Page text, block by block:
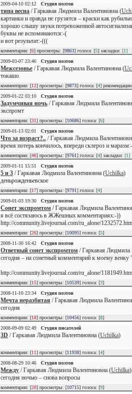
2009-04-10 02:12
Студия поэтов
типа весна / Гаркавая Людмила Валентиновна (
картинки и правда не грузятся – краски как
хорошо слышу звуки потревоженной
буквы не вспоминаются:-(
и вот результат:-(((
комментарии: [6] просмотры: [9863] голоса: [5] закладки: [1]
2009-03-07 23:46
Студия поэтов
Межсезонье / Гаркавая Людмила Валентиновна (
токашо
комментарии: [12] просмотры: [9873] голоса: [4]
2009-01-22 03:10
Студия поэтов
Задумчивая ночь / Гаркавая Людмила
экспромт
комментарии: [31] просмотры: [10686] голоса: [6]
2009-01-13 02:01
Студия поэтов
Что за возраст?.. / Гаркавая Людмила
время потерь кончилось, впереди склероз и
комментарии: [46] просмотры: [9761] голоса: [4] закладки: [1]
2009-01-11 15:51
Студия поэтов
5 и 3 / Гаркавая Людмила Валентиновна (Uchilka)
деньрожденьевское
комментарии: [17] просмотры: [9791] голоса: [4]
2009-01-03 19:30
Студия поэтов
Сонет экспромтом / Гаркавая Людмила
я всё состязаюсь в ЖЖешных комментариях:-))
http://community.livejournal.com/ru_alone/
комментарии: [26] просмотры: [10095] голоса: [5]
2008-11-30 16:42
Студия поэтов
Ответный сонет экспромтом / Гаркавая Людмила
сегодня – на сонетный комментарий к моему
http://community.livejournal.com/ru_alone/
комментарии: [15] просмотры: [10539] голоса: [3]
2008-11-10 23:34
Студия поэтов
Мечта неразбитая / Гаркавая Людмила
сегодня
комментарии: [18] просмотры: [10456] голоса: [8]
2008-09-09 02:49
Студия писателей
3D / Гаркавая Людмила Валентиновна (Uchilka)
комментарии: [11] просмотры: [11938] голоса: [4]
2008-08-29 10:46
Студия поэтов
Между / Гаркавая Людмила Валентиновна (Uchilka)
сегодня ночью – снова вопросы
комментарии: [20] просмотры: [10715] голоса: [9]